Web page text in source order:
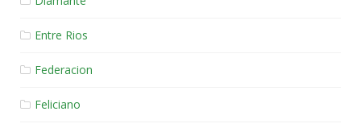
Entre Rios
Federacion
Feliciano